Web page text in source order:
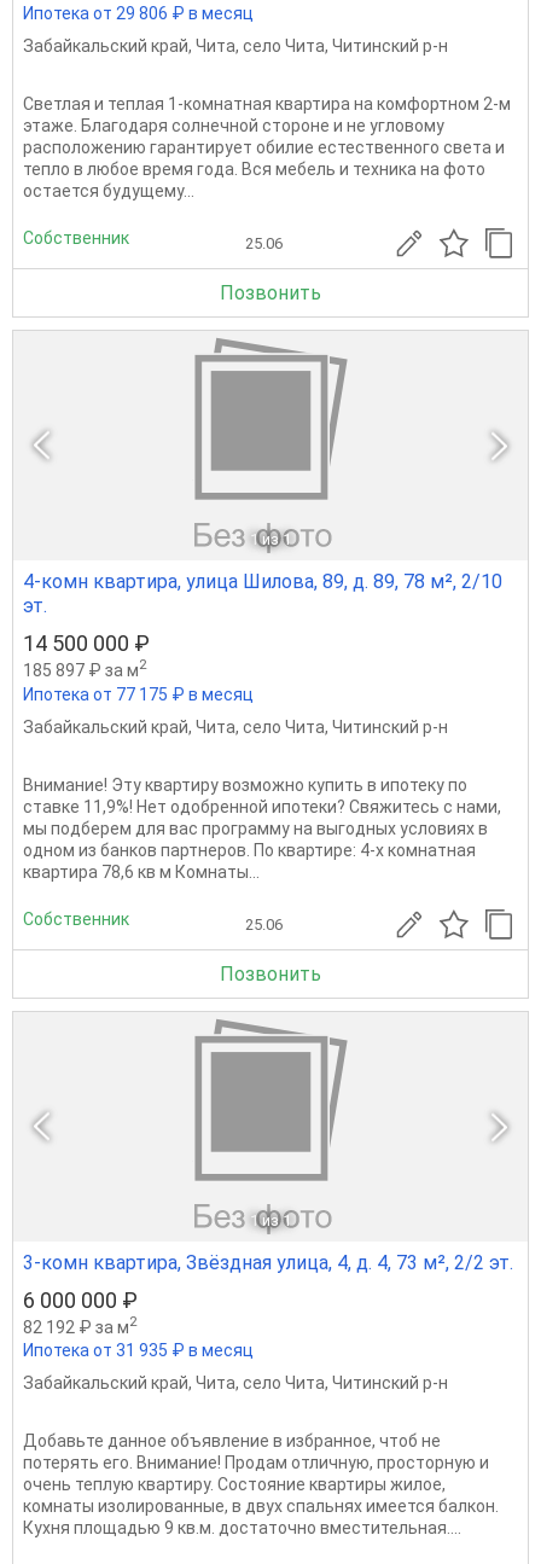
Ипотека от 29 806 ₽ в месяц
Забайкальский край, Чита, село Чита, Читинский р-н
Светлая и теплая 1-комнатная квартира на комфортном 2-м
этаже. Благодаря солнечной стороне и не угловому
расположению гарантирует обилие естественного света и
тепло в любое время года. Вся мебель и техника на фото
остается будущему...
Собственник 25.06
Позвонить
1 из 1
4-комн квартира, улица Шилова, 89, д. 89, 78 м², 2/10
эт.
14 500 000 ₽
185 897 ₽ за м2
Ипотека от 77 175 ₽ в месяц
Забайкальский край, Чита, село Чита, Читинский р-н
Внимание! Эту квартиру возможно купить в ипотеку по
ставке 11,9%! Нет одобренной ипотеки? Свяжитесь с нами,
мы подберем для вас программу на выгодных условиях в
одном из банков партнеров. По квартире: 4-х комнатная
квартира 78,6 кв м Комнаты...
Собственник 25.06
Позвонить
1 из 1
3-комн квартира, Звёздная улица, 4, д. 4, 73 м², 2/2 эт.
6 000 000 ₽
82 192 ₽ за м2
Ипотека от 31 935 ₽ в месяц
Забайкальский край, Чита, село Чита, Читинский р-н
Добавьте данное объявление в избранное, чтоб не
потерять его. Внимание! Продам отличную, просторную и
очень теплую квартиру. Состояние квартиры жилое,
комнаты изолированные, в двух спальнях имеется балкон.
Кухня площадью 9 кв.м. достаточно вместительная....